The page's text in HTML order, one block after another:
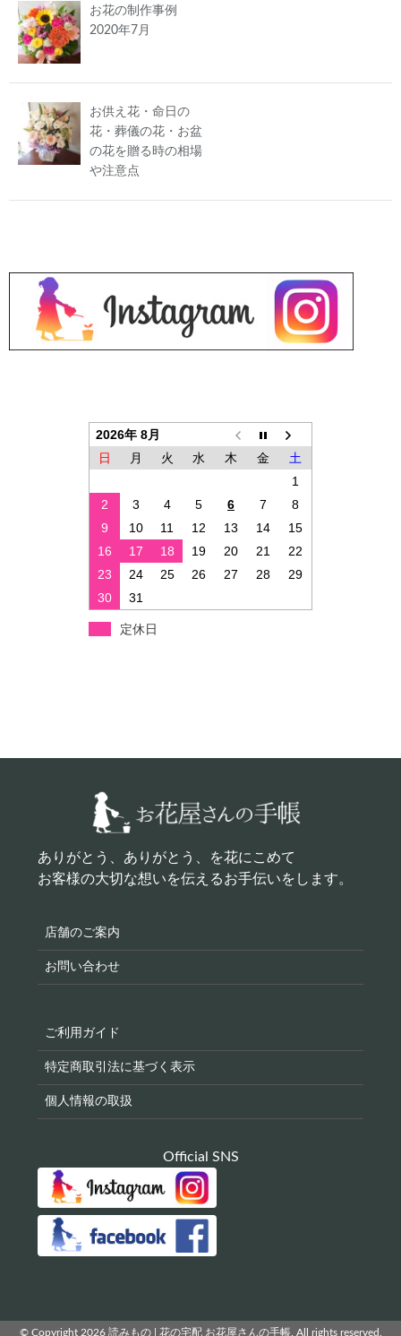
お花の制作事例
2020年7月
お供え花・命日の
花・葬儀の花・お盆
の花を贈る時の相場
や注意点
2026年 8月
日
月 火 水 木 金
土
1
2
3 4 5 6 7
8
9
10 11 12 13 14
15
16
17 18 19 20 21
22
23
24 25 26 27 28
29
30
31
定休日
ありがとう、ありがとう、を花にこめて
お客様の大切な想いを伝えるお手伝いをします。
店舗のご案内
お問い合わせ
ご利用ガイド
特定商取引法に基づく表示
個人情報の取扱
Official SNS
© Copyright 2026 読みもの | 花の宅配 お花屋さんの手帳. All rights reserved.